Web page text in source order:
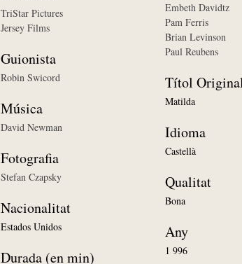
TriStar Pictures
Jersey Films
Guionista
Robin Swicord
Música
David Newman
Fotografia
Stefan Czapsky
Nacionalitat
Estados Unidos
Durada (en min)
Embeth Davidtz
Pam Ferris
Brian Levinson
Paul Reubens
Títol
Matilda
Idioma
Castellà
Qualitat
Bona
Any
1 996